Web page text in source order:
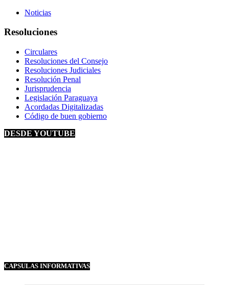
Noticias
Resoluciones
Circulares
Resoluciones del Consejo
Resoluciones Judiciales
Resolución Penal
Jurisprudencia
Legislación Paraguaya
Acordadas Digitalizadas
Código de buen gobierno
DESDE YOUTUBE
CAPSULAS INFORMATIVAS